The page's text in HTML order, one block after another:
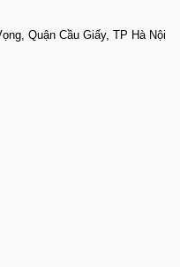
Quận Cầu Giấy, TP Hà Nội